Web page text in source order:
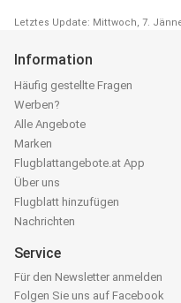
Letztes Update: Mittwoch, 7.
Information
Häufig gestellte Fragen
Werben?
Alle Angebote
Marken
Flugblattangebote.at App
Über uns
Flugblatt hinzufügen
Nachrichten
Service
Für den Newsletter anmelden
Folgen Sie uns auf Facebook